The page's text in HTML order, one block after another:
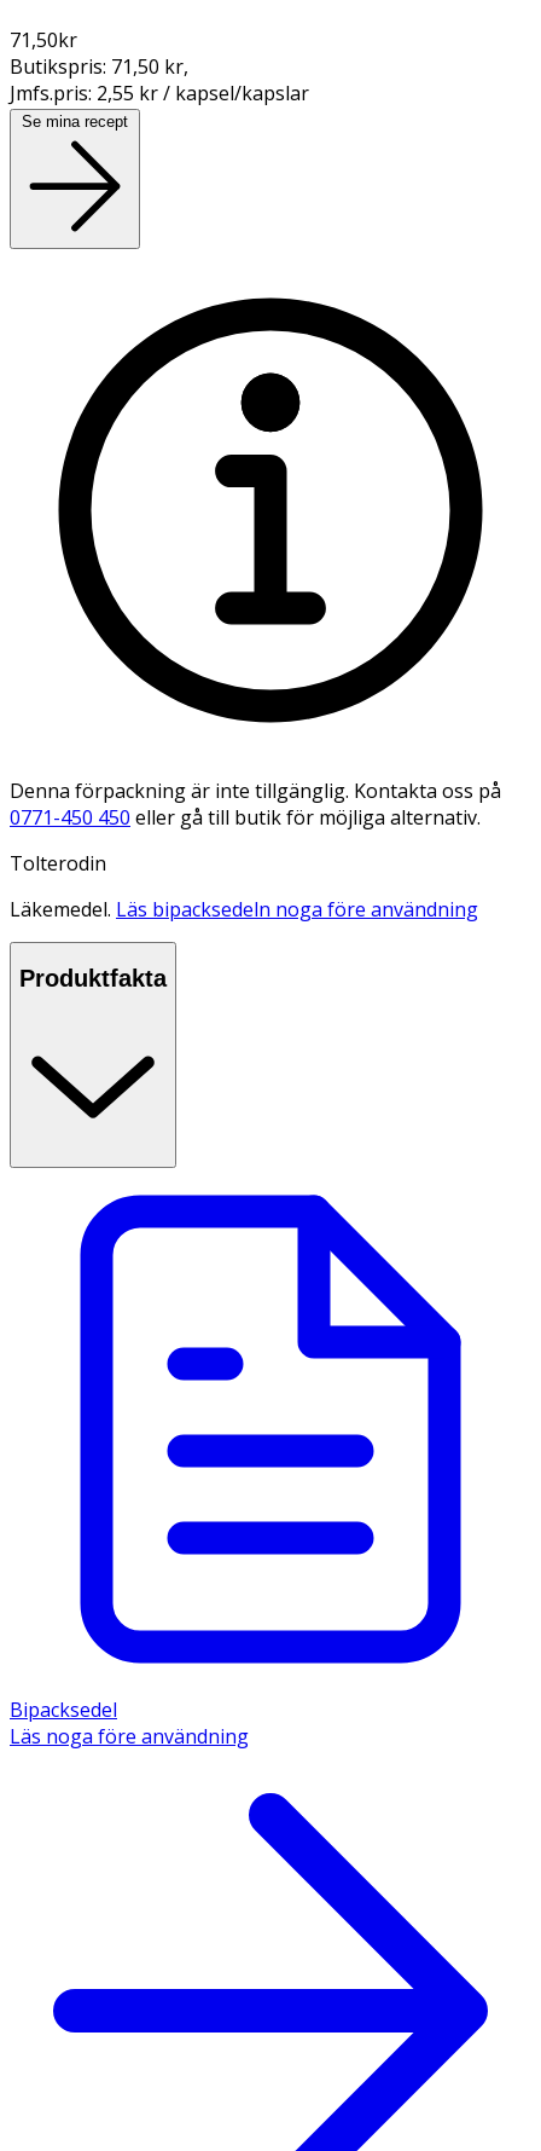
71,50kr
Butikspris: 71,50 kr,
Jmfs.pris: 2,55 kr / kapsel/kapslar
Se mina recept
Denna förpackning är inte tillgänglig. Kontakta oss på
0771-450 450 eller gå till butik för möjliga alternativ.
Tolterodin
Läkemedel. Läs bipacksedeln noga före användning
Produktfakta
Bipacksedel
Läs noga före användning